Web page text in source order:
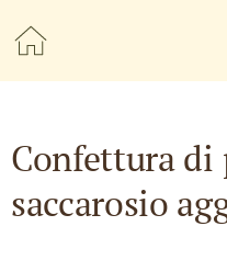
Confettura di
saccarosio